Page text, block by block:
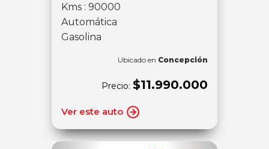
Kms : 90000
Automática
Gasolina
Ubicado en Concepción
Precio: $11.990.000
Ver este auto